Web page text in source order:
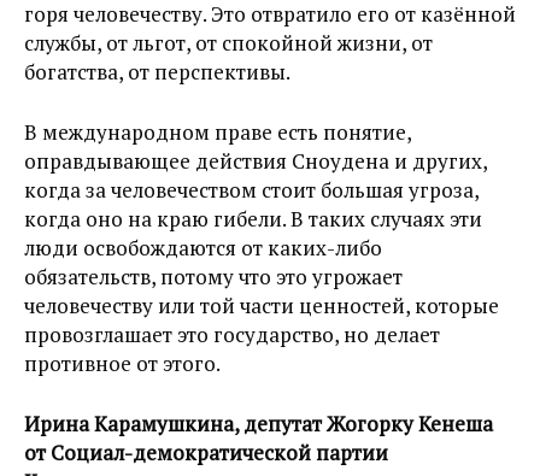
горя человечеству. Это отвратило его от казённой
службы, от льгот, от спокойной жизни, от
богатства, от перспективы.
В международном праве есть понятие,
оправдывающее действия Сноудена и других,
когда за человечеством стоит большая угроза,
когда оно на краю гибели. В таких случаях эти
люди освобождаются от каких-либо
обязательств, потому что это угрожает
человечеству или той части ценностей, которые
провозглашает это государство, но делает
противное от этого.
Ирина Карамушкина, депутат Жогорку Кенеша
от Социал-демократической партии